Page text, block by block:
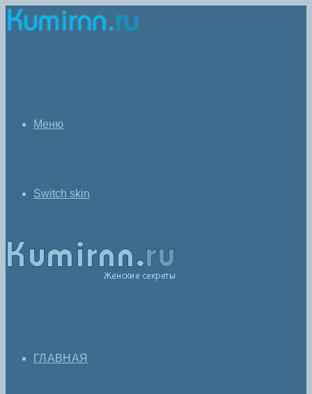
Меню
Switch skin
ГЛАВНАЯ